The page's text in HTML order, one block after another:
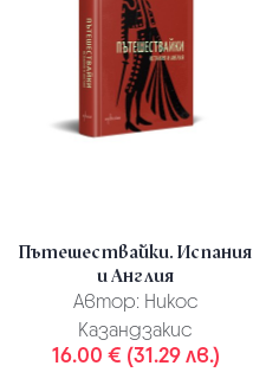
Пътешествайки. Испания
и Англия
Автор: Никос
Казандзакис
16.00 € (31.29 лв.)